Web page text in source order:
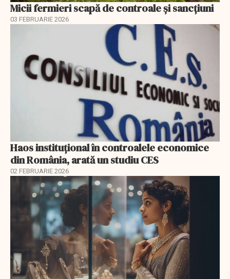
Micii fermieri scapă de controale și sancțiuni
03 FEBRUARIE 2026
Haos instituțional în controalele economice
din România, arată un studiu CES
02 FEBRUARIE 2026